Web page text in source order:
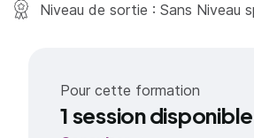
Niveau de sortie : Sans Niveau
Pour cette formation
1 session disponible